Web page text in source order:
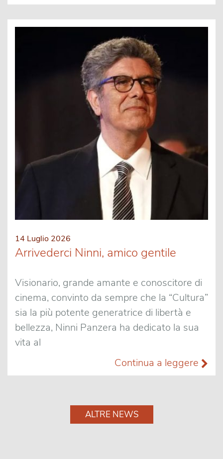
14 Luglio 2026
Arrivederci Ninni, amico gentile
Visionario, grande amante e conoscitore di
cinema, convinto da sempre che la “Cultura”
sia la più potente generatrice di libertà e
bellezza, Ninni Panzera ha dedicato la sua
vita al
Continua a leggere
ALTRE NEWS